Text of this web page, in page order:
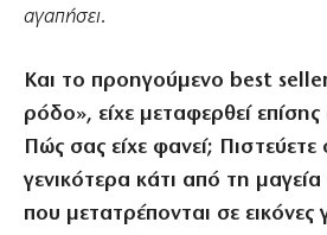
αγαπήσει.
Και το προηγούμενο best
ρόδο», είχε μεταφερθεί
Πώς σας είχε φανεί; Πιστεύετε
γενικότερα κάτι από τη μαγεία
που μετατρέπονται σε εικόνες